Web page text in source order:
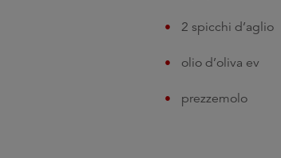
2 spicchi d’aglio
olio d’oliva ev
prezzemolo